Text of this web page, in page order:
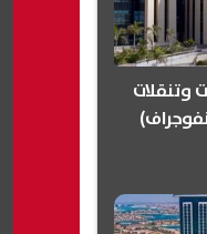
وتنقلات